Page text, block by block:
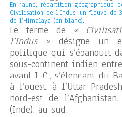
En jaune, répartition géographique
Civilisation de l’Indus, un fleuve de
de l’Himalaya (en blanc).
Le terme de «
l’Indus » désigne un
politique qui s’épanouit
sous-continent indien
avant J.-C., s’étendant du
à l’ouest, à l’Uttar
nord-est de
(Inde), au sud.